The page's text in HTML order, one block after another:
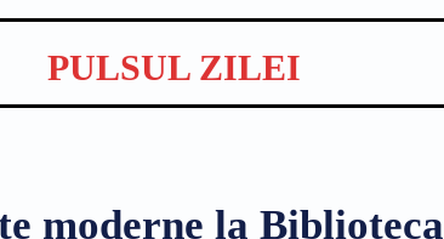
PULSUL ZILEI
moderne la Biblioteca